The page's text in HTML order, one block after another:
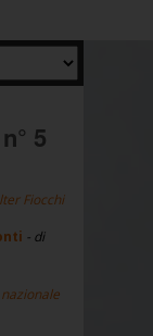
n° 5
Fiocchi
- di